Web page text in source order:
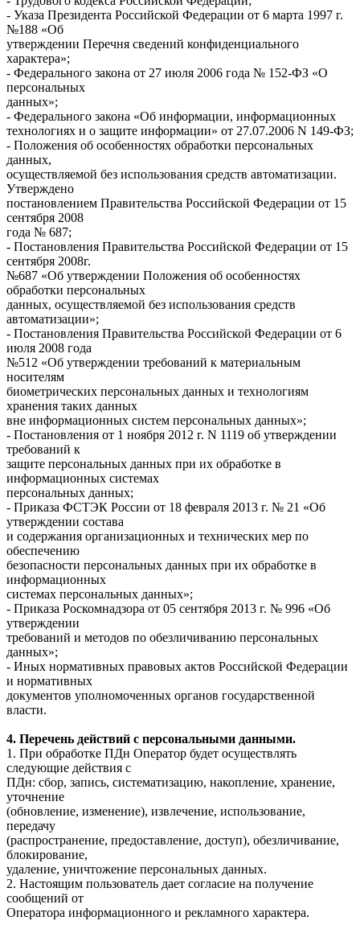
- Указа Президента Российской Федерации от 6 марта 1997 г.
№188 «Об
утверждении Перечня сведений конфиденциального
характера»;
- Федерального закона от 27 июля 2006 года № 152-ФЗ «О
персональных
данных»;
- Федерального закона «Об информации, информационных
технологиях и о защите информации» от 27.07.2006 N 149-ФЗ;
- Положения об особенностях обработки персональных
данных,
осуществляемой без использования средств автоматизации.
Утверждено
постановлением Правительства Российской Федерации от 15
сентября 2008
года № 687;
- Постановления Правительства Российской Федерации от 15
сентября 2008г.
№687 «Об утверждении Положения об особенностях
обработки персональных
данных, осуществляемой без использования средств
автоматизации»;
- Постановления Правительства Российской Федерации от 6
июля 2008 года
№512 «Об утверждении требований к материальным
носителям
биометрических персональных данных и технологиям
хранения таких данных
вне информационных систем персональных данных»;
- Постановления от 1 ноября 2012 г. N 1119 об утверждении
требований к
защите персональных данных при их обработке в
информационных системах
персональных данных;
- Приказа ФСТЭК России от 18 февраля 2013 г. № 21 «Об
утверждении состава
и содержания организационных и технических мер по
обеспечению
безопасности персональных данных при их обработке в
информационных
системах персональных данных»;
- Приказа Роскомнадзора от 05 сентября 2013 г. № 996 «Об
утверждении
требований и методов по обезличиванию персональных
данных»;
- Иных нормативных правовых актов Российской Федерации
и нормативных
документов уполномоченных органов государственной
власти.
4. Перечень действий с персональными данными.
1. При обработке ПДн Оператор будет осуществлять
следующие действия с
ПДн: сбор, запись, систематизацию, накопление, хранение,
уточнение
(обновление, изменение), извлечение, использование,
передачу
(распространение, предоставление, доступ), обезличивание,
блокирование,
удаление, уничтожение персональных данных.
2. Настоящим пользователь дает согласие на получение
сообщений от
Оператора информационного и рекламного характера.